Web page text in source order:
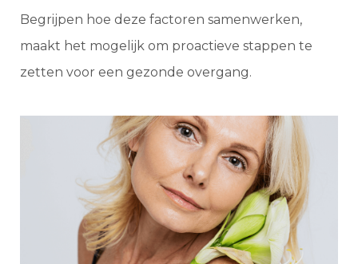
Begrijpen hoe deze factoren samenwerken,
maakt het mogelijk om proactieve stappen te
zetten voor een gezonde overgang.